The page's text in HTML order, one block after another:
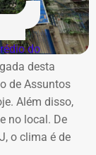
do
desta
de Assuntos
Além disso,
no local. De
o clima é de